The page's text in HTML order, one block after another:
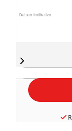
Data er indikative